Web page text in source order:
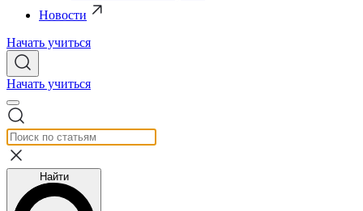
Новости
Начать учиться
Начать учиться
Найти